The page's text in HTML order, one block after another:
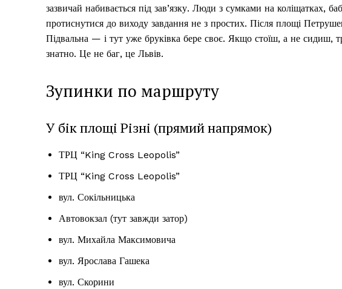
зазвичай набивається під зав’язку. Люди з сумками на коліщатках,
протиснутися до виходу завдання не з простих. Після площі
Підвальна — і тут уже бруківка бере своє. Якщо стоїш, а не сидиш,
знатно. Це не баг, це Львів.
Зупинки по маршруту
У бік площі Різні (прямий напрямок)
ТРЦ “King Cross Leopolis”
ТРЦ “King Cross Leopolis”
вул. Сокільницька
Автовокзал (тут завжди затор)
вул. Михайла Максимовича
вул. Ярослава Гашека
вул. Скорини